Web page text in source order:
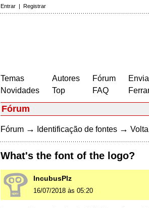
Entrar | Registrar
Temas
Novidades
Autores
Top
Fórum
FAQ
Fórum
Fórum → Identificação de fontes →
What's the font of the logo?
IncubusPlz
16/07/2018 às 05:20